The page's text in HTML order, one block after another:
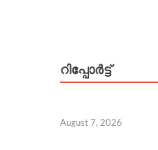
റിപ്പോര്‍ട്ട്
August 7, 2026